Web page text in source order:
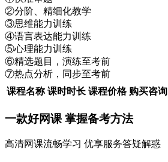
②分阶、精细化教学
③思维能力训练
④语言表达能力训练
⑤心理能力训练
⑥精选题目，演练至考前
⑦热点分析，同步至考前
课程名称 课时时长 课程价格 购买咨询
一款好网课 掌握备考方法
高清网课流畅学习 优享服务答疑解惑